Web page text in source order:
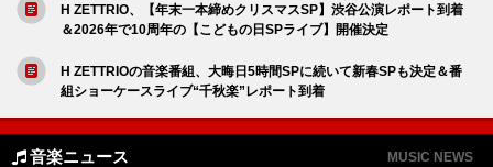
H ZETTRIO、【年末一本締めクリスマスSP】渋谷公演レポート到着
＆2026年で10周年の【こどもの日SPライブ】開催決定
H ZETTRIOの音楽番組、大晦日5時間SPに続いて新春SPも決定＆番
組ショーケースライブ“千秋楽”レポート到着
音楽ニュース MUSIC NEWS